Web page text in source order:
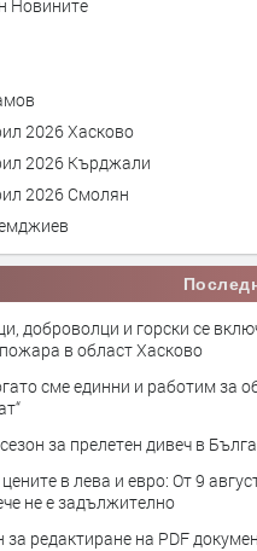
Новините
2026 Хасково
2026 Кърджали
2026 Смолян
доброволци и горски се
в област Хасково
сме единни и работим за
за прелетен дивеч в
в лева и евро: От 9
не е задължително
за редактиране на PDF